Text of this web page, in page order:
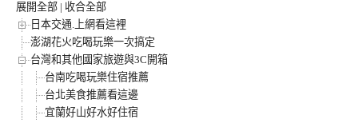
展開全部 | 收合全部
日本交通.上網看這裡
澎湖花火吃喝玩樂一次搞定
台灣和其他國家旅遊與3C開箱
台南吃喝玩樂住宿推薦
台北美食推薦看這邊
宜蘭好山好水好住宿